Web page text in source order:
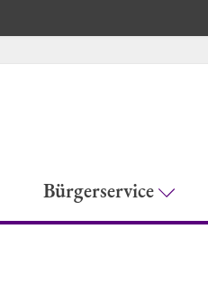
Bürgerservice